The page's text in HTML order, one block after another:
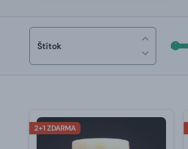
Štítok
2+1 ZDARMA